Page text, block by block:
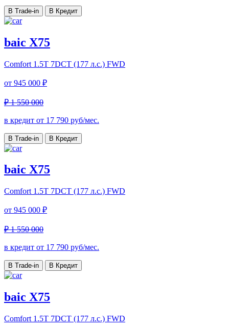
В Trade-in В Кредит
baic X75
Comfort 1.5T 7DCT (177 л.с.) FWD
от 945 000 ₽
₽ 1 550 000
в кредит от 17 790 руб/мес.
В Trade-in В Кредит
baic X75
Comfort 1.5T 7DCT (177 л.с.) FWD
от 945 000 ₽
₽ 1 550 000
в кредит от 17 790 руб/мес.
В Trade-in В Кредит
baic X75
Comfort 1.5T 7DCT (177 л.с.) FWD